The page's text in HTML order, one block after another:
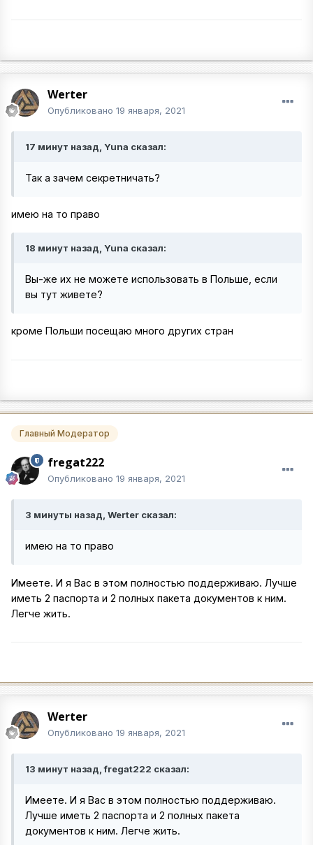
Werter
Опубликовано 19 января, 2021
17 минут назад, Yuna сказал:
Так а зачем секретничать?
имею на то право
18 минут назад, Yuna сказал:
Вы-же их не можете использовать в Польше, если
вы тут живете?
кроме Польши посещаю много других стран
Главный Модератор
fregat222
Опубликовано 19 января, 2021
3 минуты назад, Werter сказал:
имею на то право
Имеете. И я Вас в этом полностью поддерживаю. Лучше
иметь 2 паспорта и 2 полных пакета документов к ним.
Легче жить.
Werter
Опубликовано 19 января, 2021
13 минут назад, fregat222 сказал:
Имеете. И я Вас в этом полностью поддерживаю.
Лучше иметь 2 паспорта и 2 полных пакета
документов к ним. Легче жить.